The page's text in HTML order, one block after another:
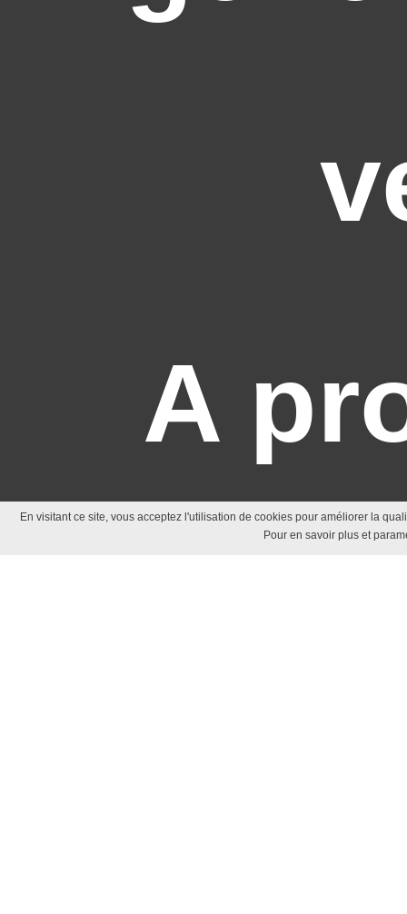
En visitant ce site, vous acceptez l'utilisation de cookies pour améliorer la
Pour en savoir plus et
A